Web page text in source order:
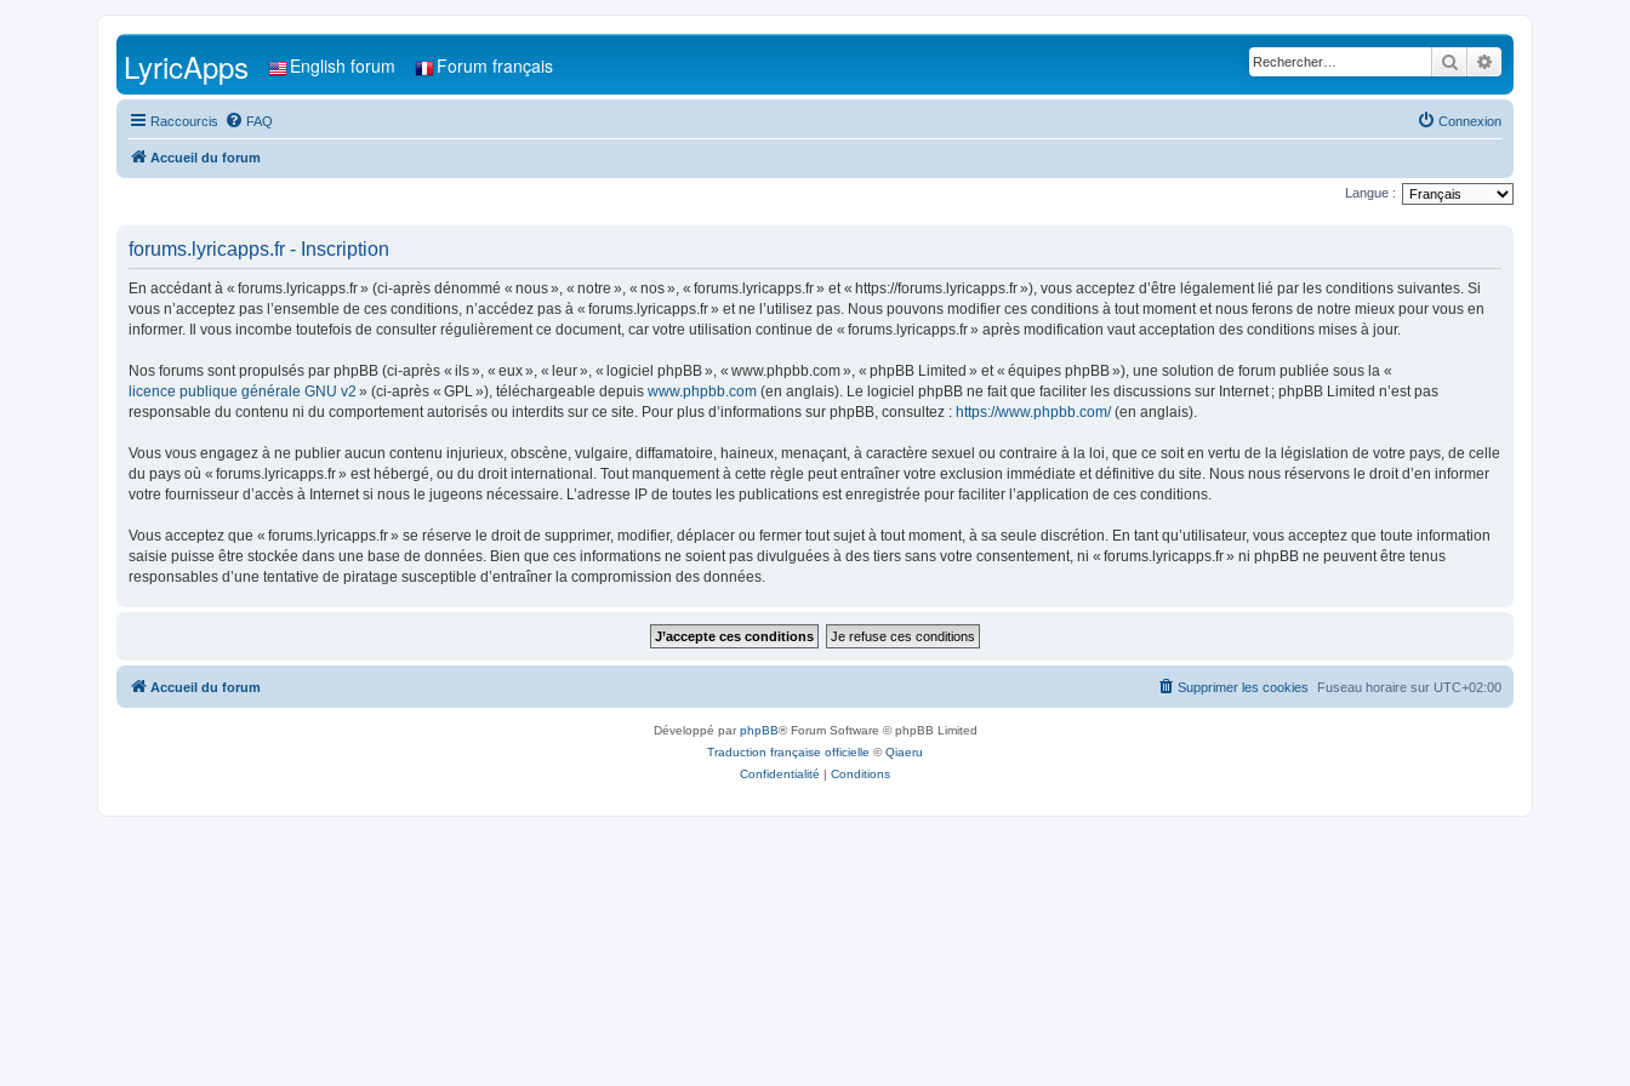
Rechercher
LyricApps English forum Forum français
Raccourcis FAQ Connexion
Accueil du forum
Langue :
forums.lyricapps.fr - Inscription
En accédant à « forums.lyricapps.fr » (ci-après dénommé « nous », « notre », « nos », « forums.lyricapps.fr » et « https://forums.lyricapps.fr »), vous acceptez d’être légalement lié par les conditions suivantes. Si
vous n’acceptez pas l’ensemble de ces conditions, n’accédez pas à « forums.lyricapps.fr » et ne l’utilisez pas. Nous pouvons modifier ces conditions à tout moment et nous ferons de notre mieux pour vous en
informer. Il vous incombe toutefois de consulter régulièrement ce document, car votre utilisation continue de « forums.lyricapps.fr » après modification vaut acceptation des conditions mises à jour.
Nos forums sont propulsés par phpBB (ci-après « ils », « eux », « leur », « logiciel phpBB », « www.phpbb.com », « phpBB Limited » et « équipes phpBB »), une solution de forum publiée sous la «
licence publique générale GNU v2 » (ci-après « GPL »), téléchargeable depuis www.phpbb.com (en anglais). Le logiciel phpBB ne fait que faciliter les discussions sur Internet ; phpBB Limited n’est pas
responsable du contenu ni du comportement autorisés ou interdits sur ce site. Pour plus d’informations sur phpBB, consultez : https://www.phpbb.com/(en anglais).
Vous vous engagez à ne publier aucun contenu injurieux, obscène, vulgaire, diffamatoire, haineux, menaçant, à caractère sexuel ou contraire à la loi, que ce soit en vertu de la législation de votre pays, de celle
du pays où « forums.lyricapps.fr » est hébergé, ou du droit international. Tout manquement à cette règle peut entraîner votre exclusion immédiate et définitive du site. Nous nous réservons le droit d’en informer
votre fournisseur d’accès à Internet si nous le jugeons nécessaire. L’adresse IP de toutes les publications est enregistrée pour faciliter l’application de ces conditions.
Vous acceptez que « forums.lyricapps.fr » se réserve le droit de supprimer, modifier, déplacer ou fermer tout sujet à tout moment, à sa seule discrétion. En tant qu’utilisateur, vous acceptez que toute information
saisie puisse être stockée dans une base de données. Bien que ces informations ne soient pas divulguées à des tiers sans votre consentement, ni « forums.lyricapps.fr » ni phpBB ne peuvent être tenus
responsables d’une tentative de piratage susceptible d’entraîner la compromission des données.
Accueil du forum Fuseau horaire sur UTC+02:00
Supprimer les cookies
Développé parphpBB® Forum Software © phpBB Limited
Traduction française officielle ©Qiaeru
Confidentialité | Conditions